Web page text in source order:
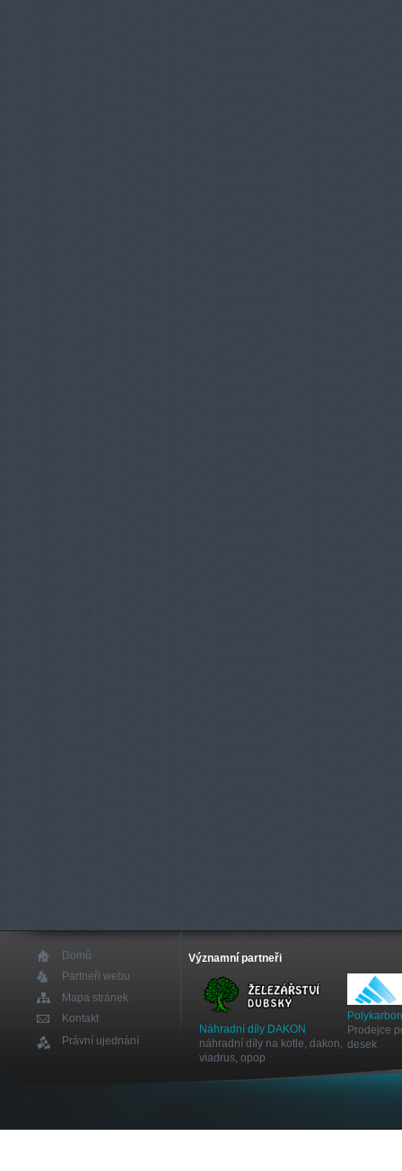
Domů
Partneři webu
Mapa stránek
Kontakt
Právní ujednání
Významní partneři
Náhradní díly DAKON
náhradní díly na kotle, dakon,
viadrus, opop
Prodejce
desek